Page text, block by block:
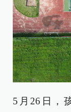
5月26日，